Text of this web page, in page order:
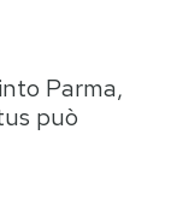
Parma,
può